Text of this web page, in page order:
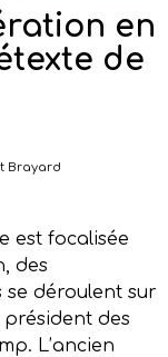
en
de
Brayard
est focalisée
des
se déroulent sur
des
L’ancien